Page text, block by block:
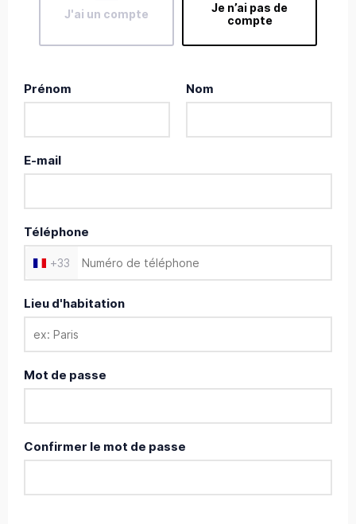
J'ai un compte
Je n’ai pas de
compte
Prénom Nom
E-mail
Téléphone
+33
Lieu d'habitation
Mot de passe
Confirmer le mot de passe